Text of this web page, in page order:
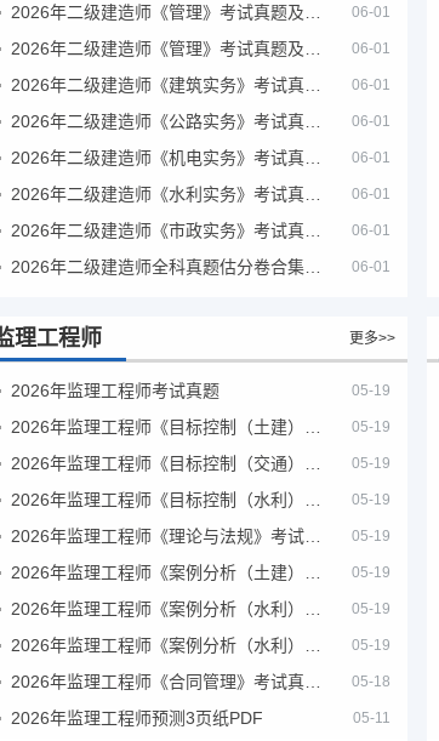
06-01
06-01
06-01
06-01
06-01
06-01
06-01
06-01
理工程师 更多>>
2026年监理工程师考试真题 05-19
05-19
05-19
05-19
05-19
05-19
05-19
05-19
05-18
2026年监理工程师预测3页纸PDF 05-11